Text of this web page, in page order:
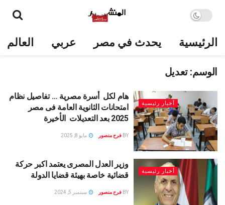
الرئيسية يحدث في مصر عربي العالم
الوسم:تعديل
أخبار رئيسية
هام لكل أسرة مصرية … تفاصيل نظام
امتحانات الثانوية العامة فى مصر
2025 بعد التعديلات الأخيرة
BY فرح منصور مايو 8, 2025
أخبار رئيسية
وزير العدل المصرى يعتمد اكبر حركة
قضائية خاصة بهيئة قضايا الدولة
BY فرح منصور سبتمبر 5, 2024